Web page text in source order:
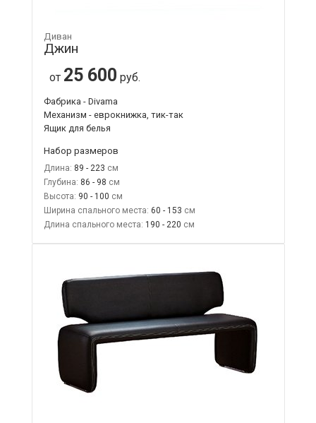
Диван
Джин
от 25 600 руб.
Фабрика - Divama
Механизм - еврокнижка, тик-так
Ящик для белья
Набор размеров
Длина: 89 - 223
Глубина: 86 - 98
Высота: 90 - 100
Ширина спального места: 60 - 153
Длина спального места: 190 - 220